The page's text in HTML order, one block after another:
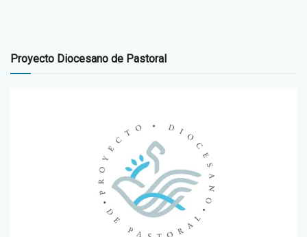
Proyecto Diocesano de Pastoral